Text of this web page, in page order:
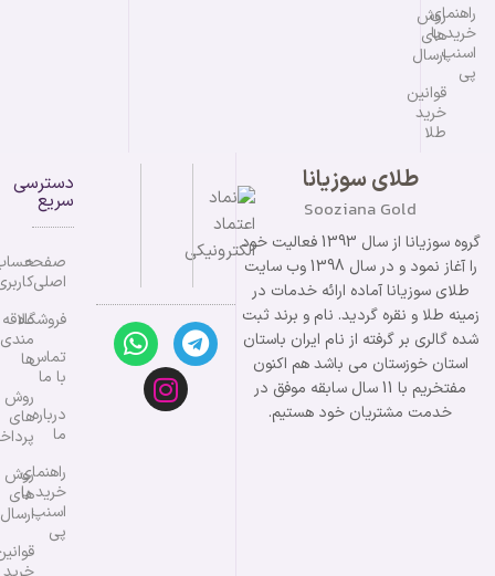
راهنمای
خرید با
اسنپ
پی
روش
های
ارسال
قوانین
خرید
طلا
طلای سوزیانا
Sooziana Gold
گروه سوزیانا از سال 1393 فعالیت خود
را آغاز نمود و در سال 1398 وب سایت
طلای سوزیانا آماده ارائه خدمات در
زمینه طلا و نقره گردید. نام و برند ثبت
شده گالری بر گرفته از نام ایران باستان
استان خوزستان می باشد هم اکنون
مفتخریم با 11 سال سابقه موفق در
خدمت مشتریان خود هستیم.
دسترسی
سریع
صفحه
اصلی
فروشگاه
تماس
با ما
درباره
ما
راهنمای
خرید با
اسنپ
پی
علاقه
مندی
ها
روش
های
روش
های
ارسال